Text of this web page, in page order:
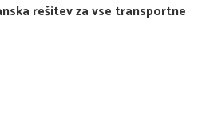
rešitev za vse transportne